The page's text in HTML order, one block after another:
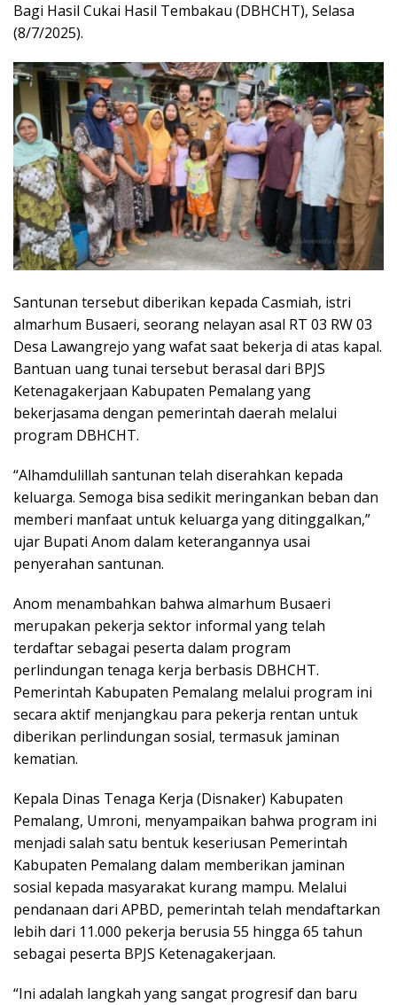
Bagi Hasil Cukai Hasil Tembakau (DBHCHT), Selasa
(8/7/2025).
Santunan tersebut diberikan kepada Casmiah, istri
almarhum Busaeri, seorang nelayan asal RT 03 RW 03
Desa Lawangrejo yang wafat saat bekerja di atas kapal.
Bantuan uang tunai tersebut berasal dari BPJS
Ketenagakerjaan Kabupaten Pemalang yang
bekerjasama dengan pemerintah daerah melalui
program DBHCHT.
“Alhamdulillah santunan telah diserahkan kepada
keluarga. Semoga bisa sedikit meringankan beban dan
memberi manfaat untuk keluarga yang ditinggalkan,”
ujar Bupati Anom dalam keterangannya usai
penyerahan santunan.
Anom menambahkan bahwa almarhum Busaeri
merupakan pekerja sektor informal yang telah
terdaftar sebagai peserta dalam program
perlindungan tenaga kerja berbasis DBHCHT.
Pemerintah Kabupaten Pemalang melalui program ini
secara aktif menjangkau para pekerja rentan untuk
diberikan perlindungan sosial, termasuk jaminan
kematian.
Kepala Dinas Tenaga Kerja (Disnaker) Kabupaten
Pemalang, Umroni, menyampaikan bahwa program ini
menjadi salah satu bentuk keseriusan Pemerintah
Kabupaten Pemalang dalam memberikan jaminan
sosial kepada masyarakat kurang mampu. Melalui
pendanaan dari APBD, pemerintah telah mendaftarkan
lebih dari 11.000 pekerja berusia 55 hingga 65 tahun
sebagai peserta BPJS Ketenagakerjaan.
“Ini adalah langkah yang sangat progresif dan baru